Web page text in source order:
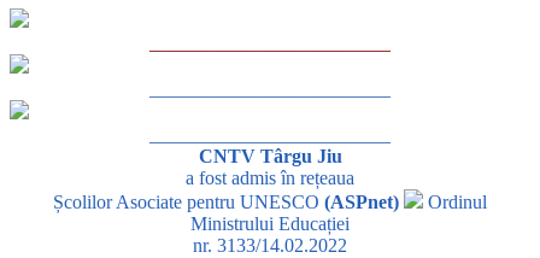
CNTV Târgu Jiu
a fost admis în rețeaua
Școlilor Asociate pentru UNESCO (ASPnet)
Ordinul
Ministrului Educației
nr. 3133/14.02.2022